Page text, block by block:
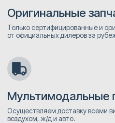
Оригинальные
Только сертифицированные и
от официальных дилеров за
Мультимодальные
Осуществляем доставку всеми
воздухом, ж/д и авто.